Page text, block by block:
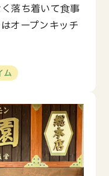
落ち着いて食事
オープンキッチ
ム